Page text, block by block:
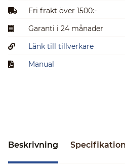
Fri frakt över 1500:-
Garanti i 24 månader
Länk till tillverkare
Manual
Beskrivning